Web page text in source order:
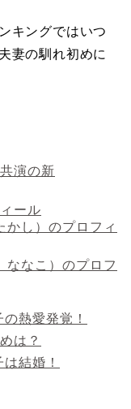
キングではいつ
妻の馴れ初めに
演の新
ール
かし）のプロフィ
ななこ）のプロフ
熱愛発覚！
は？
結婚！